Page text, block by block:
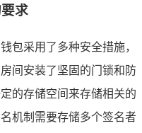
求
包采用了多种安全措施，
间安装了坚固的门锁和防
的存储空间来存储相关的
机制需要存储多个签名者